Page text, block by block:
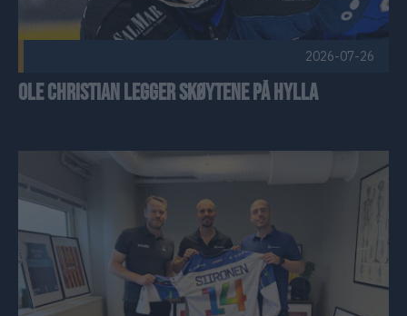
2026-07-26
Ole Christian legger skøytene på hylla
Ladeklinikken forlenger samarbeidet med Nidaros Hockey